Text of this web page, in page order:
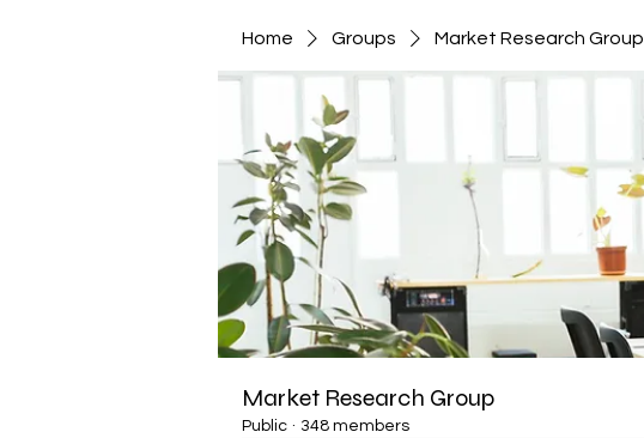
Home Groups Market Research Group
Market Research Group
Public · 348 members